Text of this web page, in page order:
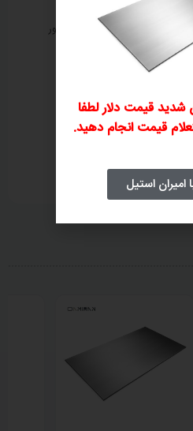
بررسی و صدور پیش‌فاکتور
شدید قیمت دلار لطفا
قیمت انجام دهید.
استیل